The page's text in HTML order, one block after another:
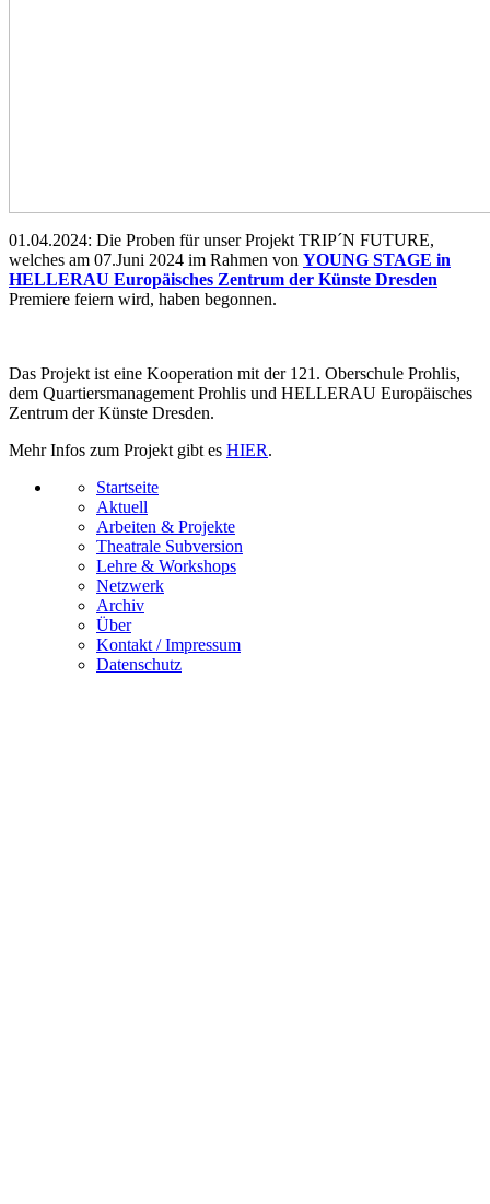
01.04.2024: Die Proben für unser Projekt TRIP´N FUTURE,
welches am 07.Juni 2024 im Rahmen von YOUNG STAGE in
HELLERAU Europäisches Zentrum der Künste Dresden
Premiere feiern wird, haben begonnen.
Das Projekt ist eine Kooperation mit der 121. Oberschule Prohlis,
dem Quartiersmanagement Prohlis und HELLERAU Europäisches
Zentrum der Künste Dresden.
Mehr Infos zum Projekt gibt es HIER.
Startseite
Aktuell
Arbeiten & Projekte
Theatrale Subversion
Lehre & Workshops
Netzwerk
Archiv
Über
Kontakt / Impressum
Datenschutz